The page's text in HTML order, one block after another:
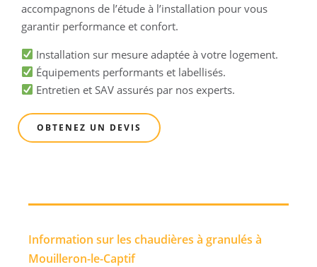
accompagnons de l’étude à l’installation pour vous
garantir performance et confort.
Installation sur mesure adaptée à votre logement.
Équipements performants et labellisés.
Entretien et SAV assurés par nos experts.
OBTENEZ UN DEVIS
Information sur les chaudières à granulés à
Mouilleron-le-Captif